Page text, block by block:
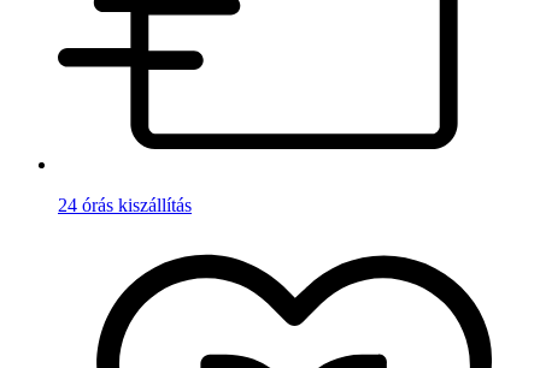
24 órás kiszállítás